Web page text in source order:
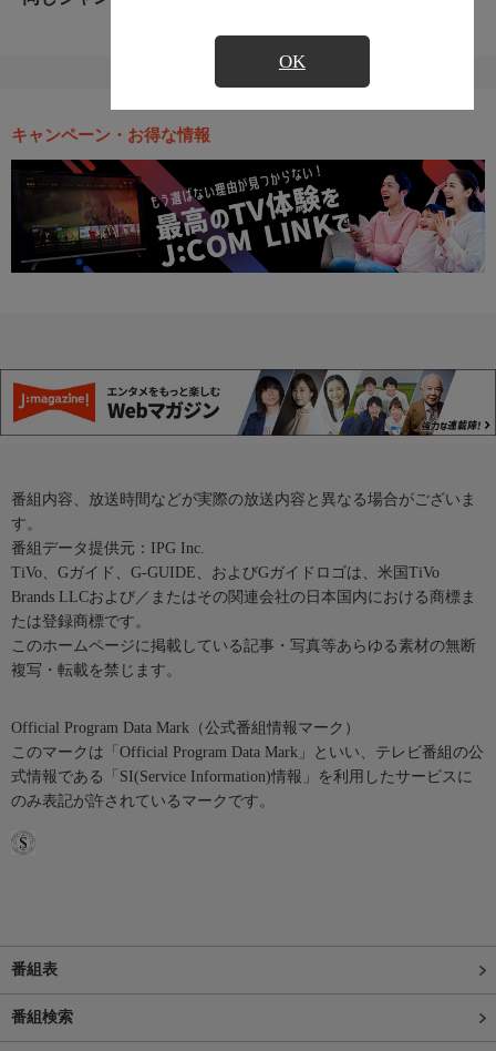
OK
キャンペーン・お得な情報
番組内容、放送時間などが実際の放送内容と異なる場合がございま
す。
番組データ提供元：IPG Inc.
TiVo、Gガイド、G-GUIDE、およびGガイドロゴは、米国TiVo
Brands LLCおよび／またはその関連会社の日本国内における商標ま
たは登録商標です。
このホームページに掲載している記事・写真等あらゆる素材の無断
複写・転載を禁じます。
Official Program Data Mark（公式番組情報マーク）
このマークは「Official Program Data Mark」といい、テレビ番組の公
式情報である「SI(Service Information)情報」を利用したサービスに
のみ表記が許されているマークです。
番組表
番組検索